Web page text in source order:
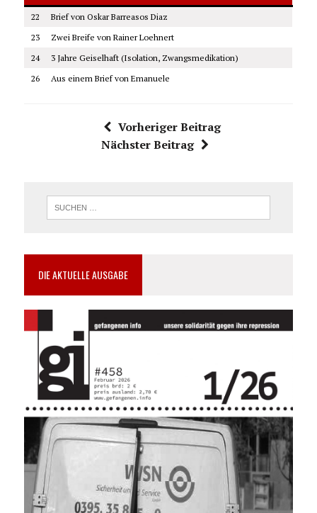
22
Brief von Oskar Barreasos Diaz
23
Zwei Breife von Rainer Loehnert
24
3 Jahre Geiselhaft (Isolation, Zwangsmedikation)
26
Aus einem Brief von Emanuele
Vorheriger Beitrag
Nächster Beitrag
DIE AKTUELLE AUSGABE